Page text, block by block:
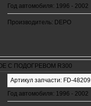
Год автомобиля: 1996 - 2002
Производитель: DEPO
С ПОДОГРЕВОМ R300
Артикул запчасти: FD-48209
Год автомобиля: 1996 - 2002